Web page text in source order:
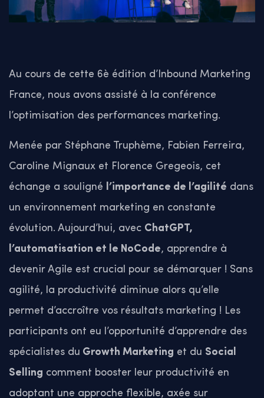
Au cours de cette 6è édition d’Inbound Marketing
France, nous avons assisté à la conférence
l’optimisation des performances marketing.
Menée par Stéphane Truphème, Fabien Ferreira,
Caroline Mignaux et Florence Gregeois, cet
échange a souligné l’importance de l’agilité dans
un environnement marketing en constante
évolution. Aujourd’hui, avec ChatGPT,
l’automatisation et le NoCode, apprendre à
devenir Agile est crucial pour se démarquer ! Sans
agilité, la productivité diminue alors qu’elle
permet d’accroître vos résultats marketing ! Les
participants ont eu l’opportunité d’apprendre des
spécialistes du Growth Marketing et du Social
Selling comment booster leur productivité en
adoptant une approche flexible, axée sur